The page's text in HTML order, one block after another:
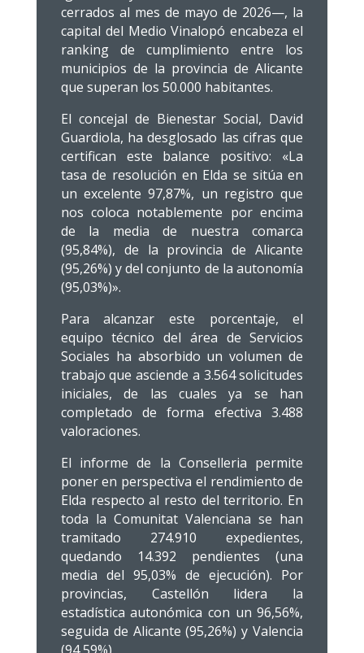
cerrados al mes de mayo de 2026—, la
capital del Medio Vinalopó encabeza el
ranking de cumplimiento entre los
municipios de la provincia de Alicante
que superan los 50.000 habitantes.
El concejal de Bienestar Social, David
Guardiola, ha desglosado las cifras que
certifican este balance positivo: «La
tasa de resolución en Elda se sitúa en
un excelente 97,87%, un registro que
nos coloca notablemente por encima
de la media de nuestra comarca
(95,84%), de la provincia de Alicante
(95,26%) y del conjunto de la autonomía
(95,03%)».
Para alcanzar este porcentaje, el
equipo técnico del área de Servicios
Sociales ha absorbido un volumen de
trabajo que asciende a 3.564 solicitudes
iniciales, de las cuales ya se han
completado de forma efectiva 3.488
valoraciones.
El informe de la Conselleria permite
poner en perspectiva el rendimiento de
Elda respecto al resto del territorio. En
toda la Comunitat Valenciana se han
tramitado 274.910 expedientes,
quedando 14.392 pendientes (una
media del 95,03% de ejecución). Por
provincias, Castellón lidera la
estadística autonómica con un 96,56%,
seguida de Alicante (95,26%) y Valencia